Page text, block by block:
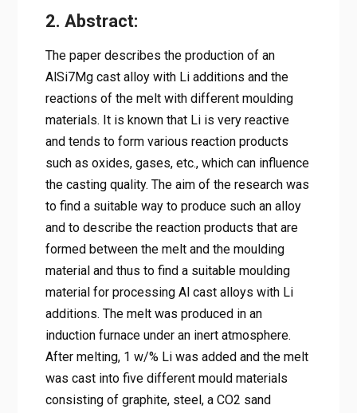
2. Abstract:
The paper describes the production of an
AlSi7Mg cast alloy with Li additions and the
reactions of the melt with different moulding
materials. It is known that Li is very reactive
and tends to form various reaction products
such as oxides, gases, etc., which can influence
the casting quality. The aim of the research was
to find a suitable way to produce such an alloy
and to describe the reaction products that are
formed between the melt and the moulding
material and thus to find a suitable moulding
material for processing Al cast alloys with Li
additions. The melt was produced in an
induction furnace under an inert atmosphere.
After melting, 1 w/% Li was added and the melt
was cast into five different mould materials
consisting of graphite, steel, a CO2 sand